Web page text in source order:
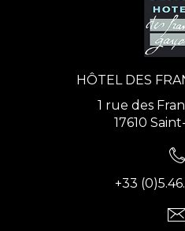
HÔTEL DES
1 rue des
17610
+33